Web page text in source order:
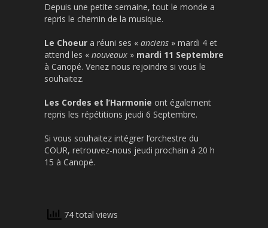
Depuis une petite semaine, tout le monde a
repris le chemin de la musique.
Le Choeur a réuni ses « anciens » mardi 4 et
attend les « nouveaux » mardi 11 Septembre
à Canopé. Venez nous rejoindre si vous le
souhaitez.
Les Cordes et l’Harmonie ont également
repris les répétitions jeudi 6 Septembre.
Si vous souhaitez intégrer l’orchestre du
COUR, retrouvez-nous jeudi prochain à 20 h
15 à Canopé.
74 total views